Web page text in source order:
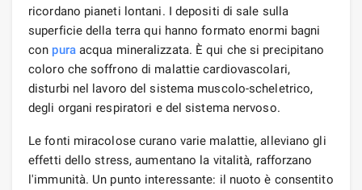
ricordano pianeti lontani. I depositi di sale sulla
superficie della terra qui hanno formato enormi bagni
con puraacqua mineralizzata. È qui che si precipitano
coloro che soffrono di malattie cardiovascolari,
disturbi nel lavoro del sistema muscolo-scheletrico,
degli organi respiratori e del sistema nervoso.
Le fonti miracolose curano varie malattie, alleviano gli
effetti dello stress, aumentano la vitalità, rafforzano
l'immunità. Un punto interessante: il nuoto è consentito